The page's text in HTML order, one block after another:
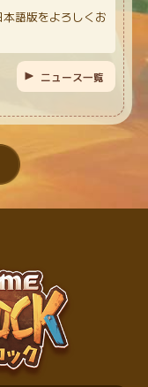
語版をよろしくお
ニュース一覧